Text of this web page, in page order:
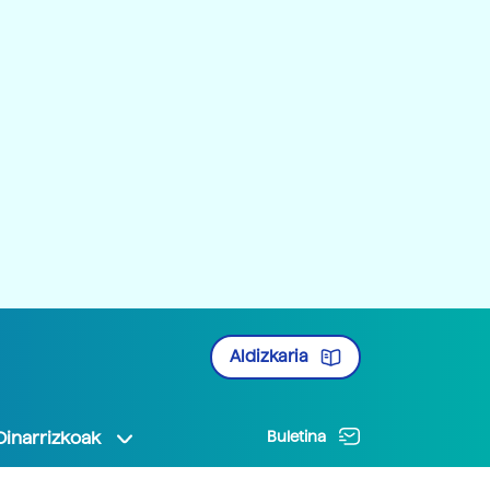
Aldizkaria
Buletina